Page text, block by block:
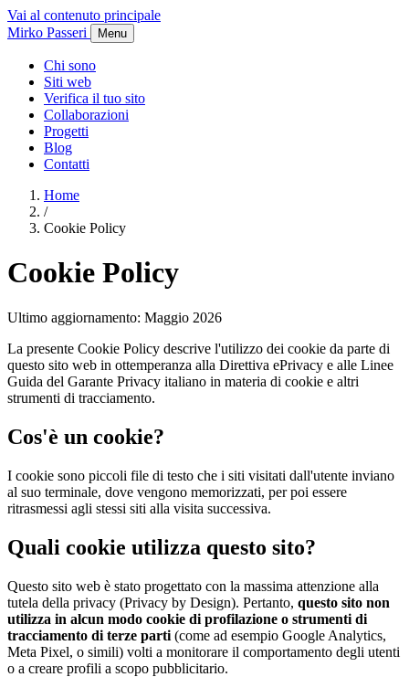
Vai al contenuto principale
Mirko Passeri
Menu
Chi sono
Siti web
Verifica il tuo sito
Collaborazioni
Progetti
Blog
Contatti
Home
/
Cookie Policy
Cookie Policy
Ultimo aggiornamento: Maggio 2026
La presente Cookie Policy descrive l'utilizzo dei cookie da parte di
questo sito web in ottemperanza alla Direttiva ePrivacy e alle Linee
Guida del Garante Privacy italiano in materia di cookie e altri
strumenti di tracciamento.
Cos'è un cookie?
I cookie sono piccoli file di testo che i siti visitati dall'utente inviano
al suo terminale, dove vengono memorizzati, per poi essere
ritrasmessi agli stessi siti alla visita successiva.
Quali cookie utilizza questo sito?
Questo sito web è stato progettato con la massima attenzione alla
tutela della privacy (Privacy by Design). Pertanto, questo sito non
utilizza in alcun modo cookie di profilazione o strumenti di
tracciamento di terze parti (come ad esempio Google Analytics,
Meta Pixel, o simili) volti a monitorare il comportamento degli utenti
o a creare profili a scopo pubblicitario.